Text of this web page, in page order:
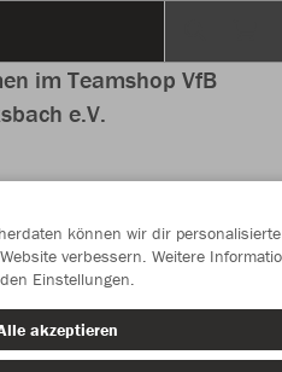
im Teamshop VfB
e.V.
Farbe können wir dir personalisierte
verbessern. Weitere
Einstellungen.
akzeptieren